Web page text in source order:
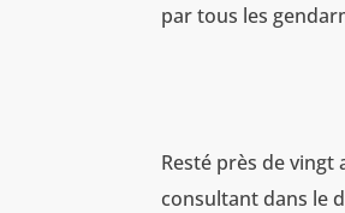
par tous les
Resté près de vingt
consultant dans le